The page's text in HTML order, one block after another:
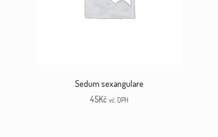
Sedum sexangulare
45Kč vč. DPH